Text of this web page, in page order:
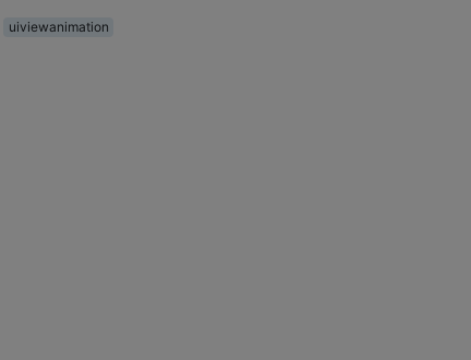
uiviewanimation